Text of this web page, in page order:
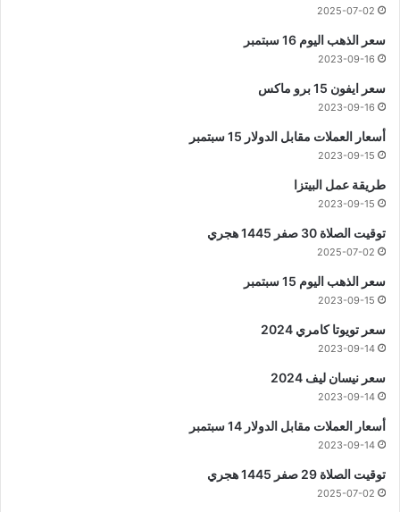
2025-07-02
سعر الذهب اليوم 16 سبتمبر
2023-09-16
سعر ايفون 15 برو ماكس
2023-09-16
أسعار العملات مقابل الدولار 15 سبتمبر
2023-09-15
طريقة عمل البيتزا
2023-09-15
توقيت الصلاة 30 صفر 1445 هجري
2025-07-02
سعر الذهب اليوم 15 سبتمبر
2023-09-15
سعر تويوتا كامري 2024
2023-09-14
سعر نيسان ليف 2024
2023-09-14
أسعار العملات مقابل الدولار 14 سبتمبر
2023-09-14
توقيت الصلاة 29 صفر 1445 هجري
2025-07-02